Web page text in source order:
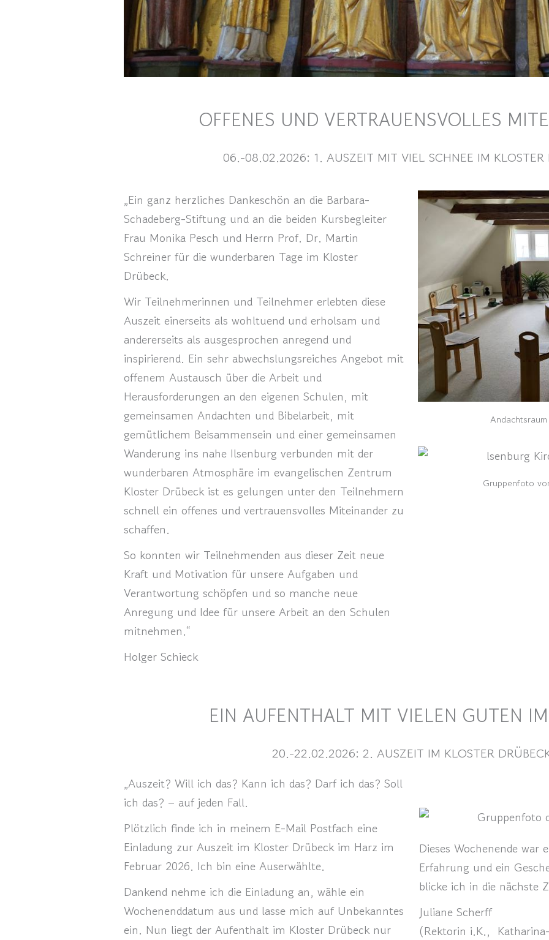
OFFENES UND VERTRAUENSVOLLES
06.-08.02.2026: 1. AUSZEIT MIT VIEL SCHNEE IM KLOSTER
„Ein ganz herzliches Dankeschön an die Barbara-
Schadeberg-Stiftung und an die beiden Kursbegleiter
Frau Monika Pesch und Herrn Prof. Dr. Martin
Schreiner für die wunderbaren Tage im Kloster
Drübeck.
Wir Teilnehmerinnen und Teilnehmer erlebten diese
Auszeit einerseits als wohltuend und erholsam und
andererseits als ausgesprochen anregend und
inspirierend. Ein sehr abwechslungsreiches Angebot mit
offenem Austausch über die Arbeit und
Herausforderungen an den eigenen Schulen, mit
gemeinsamen Andachten und Bibelarbeit, mit
gemütlichem Beisammensein und einer gemeinsamen
Wanderung ins nahe Ilsenburg verbunden mit der
wunderbaren Atmosphäre im evangelischen Zentrum
Kloster Drübeck ist es gelungen unter den Teilnehmern
schnell ein offenes und vertrauensvolles Miteinander zu
schaffen.
So konnten wir Teilnehmenden aus dieser Zeit neue
Kraft und Motivation für unsere Aufgaben und
Verantwortung schöpfen und so manche neue
Anregung und Idee für unsere Arbeit an den Schulen
mitnehmen.“
Holger Schieck
Gruppenfoto
EIN AUFENTHALT MIT VIELEN GUTEN
20.-22.02.2026: 2. AUSZEIT IM KLOSTER
„Auszeit? Will ich das? Kann ich das? Darf ich das? Soll
ich das? – auf jeden Fall.
Plötzlich finde ich in meinem E-Mail Postfach eine
Einladung zur Auszeit im Kloster Drübeck im Harz im
Februar 2026. Ich bin eine Auserwählte.
Dankend nehme ich die Einladung an, wähle ein
Wochenenddatum aus und lasse mich auf Unbekanntes
ein. Nun liegt der Aufenthalt im Kloster Drübeck nur
Dieses Wochenende war
Erfahrung und ein
blicke ich in die nächste
Juliane Scherff
(Rektorin i.K.,